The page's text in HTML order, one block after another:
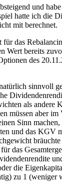
und
hatte ich die
mit berechnet.
das
Wert bereits
des
sinnvoll
als andere
müssen aber im
Sinn
und das KGV
das
die
zu 1 (weniger